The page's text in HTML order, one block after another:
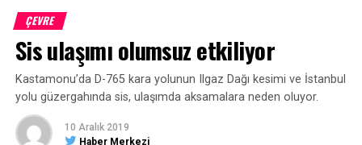
soruşturma devam ediyor.
ÇEVRE
Sis ulaşımı olumsuz etkiliyor
Kastamonu’da D-765 kara yolunun Ilgaz Dağı kesimi ve İstanbul
yolu güzergahında sis, ulaşımda aksamalara neden oluyor.
10 Aralık 2019
Haber Merkezi